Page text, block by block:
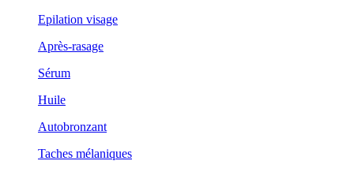
Epilation visage
Après-rasage
Sérum
Huile
Autobronzant
Taches mélaniques